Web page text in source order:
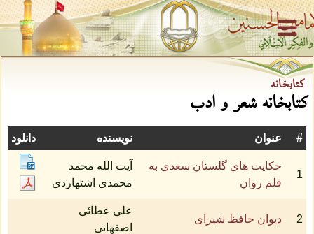
كتابخانه
کتابخانه شعر و ادب
# عنوان نویسنده دانلود
1
حکایت های گلستان سعدی به
قلم روان
آیت الله محمد
محمدی اشتهاردی
2 دیوان حافظ شیرای
علی عطائی
اصفهانی